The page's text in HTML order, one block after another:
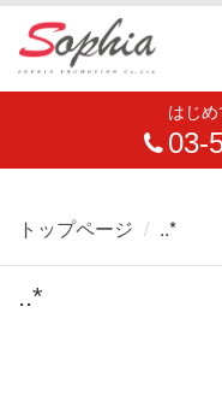
はじ
03-
トップページ ..*
..*